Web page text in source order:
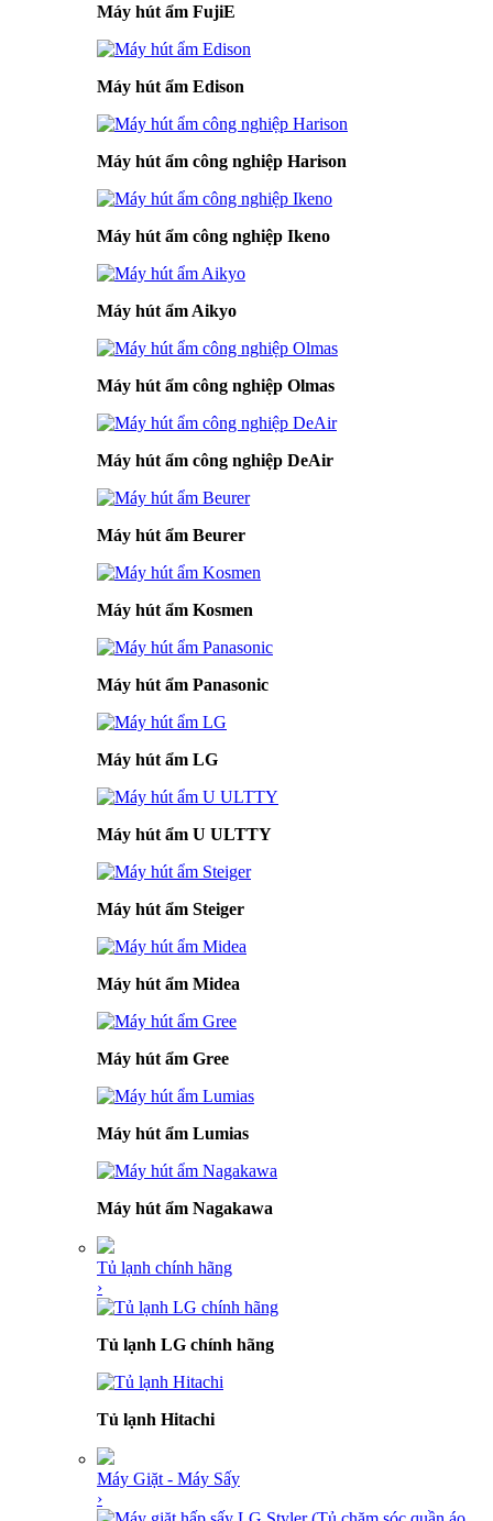
Máy hút ẩm FujiE
Máy hút ẩm Edison
Máy hút ẩm công nghiệp Harison
Máy hút ẩm công nghiệp Ikeno
Máy hút ẩm Aikyo
Máy hút ẩm công nghiệp Olmas
Máy hút ẩm công nghiệp DeAir
Máy hút ẩm Beurer
Máy hút ẩm Kosmen
Máy hút ẩm Panasonic
Máy hút ẩm LG
Máy hút ẩm U ULTTY
Máy hút ẩm Steiger
Máy hút ẩm Midea
Máy hút ẩm Gree
Máy hút ẩm Lumias
Máy hút ẩm Nagakawa
Tủ lạnh chính hãng
›
Tủ lạnh LG chính hãng
Tủ lạnh Hitachi
Máy Giặt - Máy Sấy
›